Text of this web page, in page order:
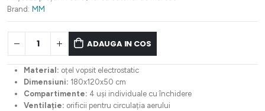
Brand: MM
ADAUGA IN COS
Material: oțel vopsit electrostatic
Dimensiuni: 180x120x50 cm
Compartimente: 4 uși individuale cu închidere
Ventilație: orificii pentru circulația aerului